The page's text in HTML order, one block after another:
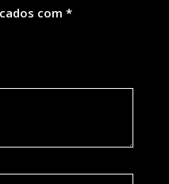
com *